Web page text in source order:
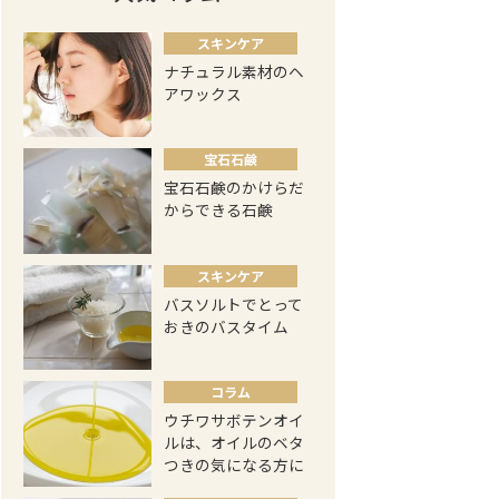
スキンケア
ナチュラル素材のヘ
アワックス
宝石石鹸
宝石石鹸のかけらだ
からできる石鹸
スキンケア
バスソルトでとって
おきのバスタイム
コラム
ウチワサボテンオイ
ルは、オイルのベタ
つきの気になる方に